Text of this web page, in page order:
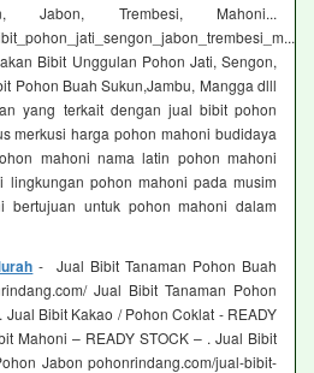
Jabon, Trembesi, Mahoni...
Bibit Unggulan Pohon Jati, Sengon,
Pohon Buah Sukun,Jambu, Mangga dlll
yang terkait dengan jual bibit pohon
merkusi harga pohon mahoni budidaya
mahoni nama latin pohon mahoni
lingkungan pohon mahoni pada musim
bertujuan untuk pohon mahoni dalam
- Jual Bibit Tanaman Pohon Buah
Jual Bibit Tanaman Pohon
Bibit Kakao / Pohon Coklat - READY
Mahoni – READY STOCK – . Jual Bibit
Jabon pohonrindang.com/jual-bibit-